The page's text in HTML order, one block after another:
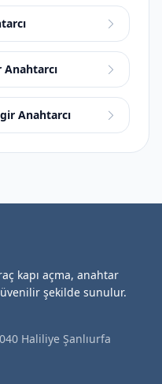
Anahtarcı
kapı açma, anahtar
şekilde sunulur.
Haliliye Şanlıurfa